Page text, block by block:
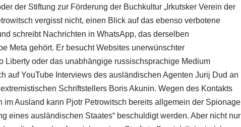
der Stiftung zur Förderung der Buchkultur „Irkutsker Verein der
vergisst nicht, einen Blick auf das ebenso verbotene
schreibt Nachrichten in WhatsApp, das derselben
Meta gehört. Er besucht Websites unerwünschter
Liberty oder das unabhängige russischsprachige Medium
auf YouTube Interviews des ausländischen Agenten Jurij Dud an
Schriftstellers Boris Akunin. Wegen des Kontakts
im Ausland kann Pjotr Petrowitsch bereits allgemein der Spionage
eines ausländischen Staates“ beschuldigt werden. Aber nicht nur